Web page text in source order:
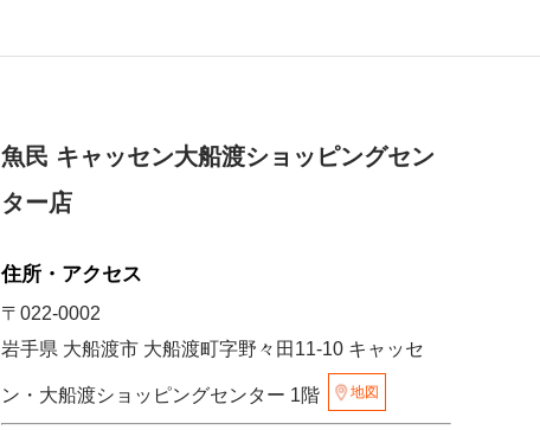
魚民 キャッセン大船渡ショッピングセン
ター店
住所・アクセス
〒022-0002
岩手県 大船渡市 大船渡町字野々田11-10 キャッセ
ン・大船渡ショッピングセンター 1階 地図